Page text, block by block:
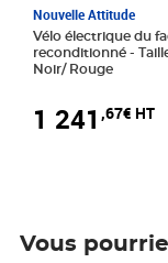
Nouvelle Attitude
Vélo électrique du
reconditionné - Taille normale -
Noir/ Rouge
1 241 ,67€ HT
Vous